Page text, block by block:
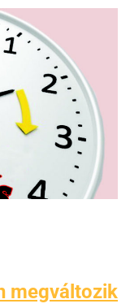
megváltozik